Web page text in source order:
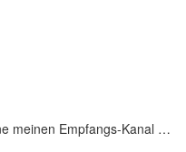
meinen Empfangs-Kanal …